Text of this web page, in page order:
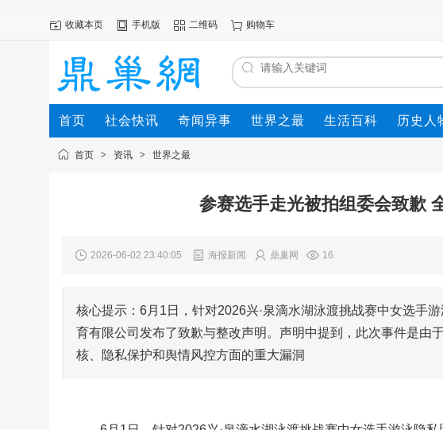
收藏本页 手机版 二维码 购物车
首页 社会快讯 奇闻异事 世界之最 生活百科 历史人
首页 > 资讯 > 世界之最
参赛选手走光被拍组委会致歉
2026-06-02 23:40:05 海报新闻 鼎巢网 16
核心提示：6月1日，针对2026兴·泉滴水湖泳渡挑战赛中女选手
育有限公司发布了致歉与整改声明。声明中提到，此次事件是由
核、隐私保护和舆情风控方面的重大漏洞